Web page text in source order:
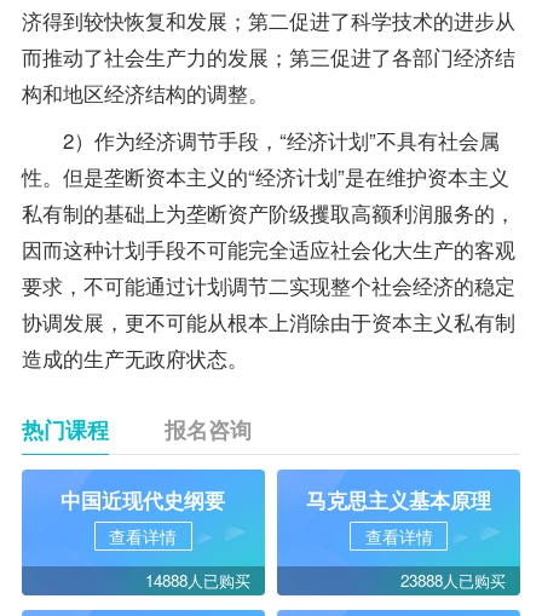
济得到较快恢复和发展；第二促进了科学技术的进步从
而推动了社会生产力的发展；第三促进了各部门经济结
构和地区经济结构的调整。
2）作为经济调节手段，“经济计划”不具有社会属
性。但是垄断资本主义的“经济计划”是在维护资本主义
私有制的基础上为垄断资产阶级攫取高额利润服务的，
因而这种计划手段不可能完全适应社会化大生产的客观
要求，不可能通过计划调节二实现整个社会经济的稳定
协调发展，更不可能从根本上消除由于资本主义私有制
造成的生产无政府状态。
热门课程 报名咨询
中国近现代史纲要
查看详情
14888人已购买
马克思主义基本原理
查看详情
23888人已购买